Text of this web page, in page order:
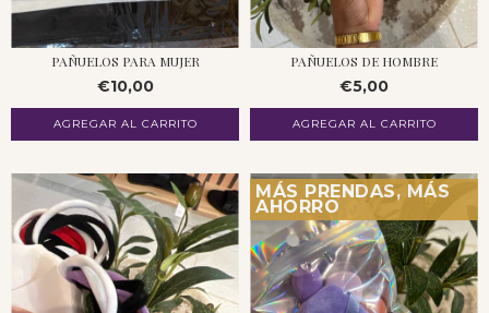
PAÑUELOS PARA MUJER
€10,00
PAÑUELOS DE HOMBRE
€5,00
MÁS PRENDAS, MÁS
AHORRO